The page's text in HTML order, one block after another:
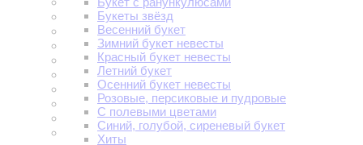
Букеты звёзд
Весенний букет
Зимний букет невесты
Красный букет невесты
Летний букет
Осенний букет невесты
Розовые, персиковые и пудровые
С полевыми цветами
Синий, голубой, сиреневый букет
Хиты